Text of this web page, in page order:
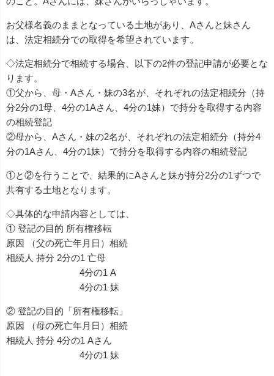
お父様名義のままとなっている土地があり、Aさんと妹さん
は、法定相続分での取得を希望されています。
◇法定相続分で相続する場合、以下の2件の登記申請が必要とな
ります。
①父から、母・Aさん・妹の3名が、それぞれの法定相続分（持
分2分の1母、4分の1Aさん、4分の1妹）で持分を取得する内容
の相続登記
②母から、Aさん・妹の2名が、それぞれの法定相続分（持分4
分の1Aさん、4分の1妹）で持分を取得する内容の相続登記
①と②を行うことで、結果的にAさんと妹が持分2分の1ずつで
共有する土地となります。
◇具体的な申請内容としては、
① 登記の目的 所有権移転
原因 （父の死亡年月日）相続
相続人 持分 2分の1 亡母
4分の1 A
4分の1 妹
② 登記の目的「所有権移転」
原因 （母の死亡年月日）相続
相続人 持分 4分の1 Aさん
4分の1 妹